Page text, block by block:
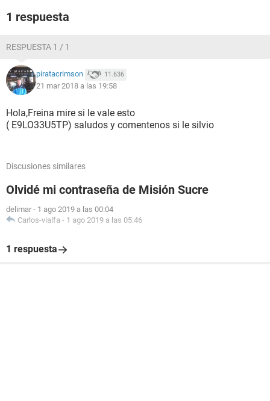
1 respuesta
RESPUESTA 1 / 1
piratacrimson 11.636
21 mar 2018 a las 19:58
Hola,Freina mire si le vale esto
( E9LO33U5TP) saludos y comentenos si le silvio
Discusiones similares
Olvidé mi contraseña de Misión Sucre
delimar - 1 ago 2019 a las 00:04
Carlos-vialfa - 1 ago 2019 a las 05:46
1 respuesta